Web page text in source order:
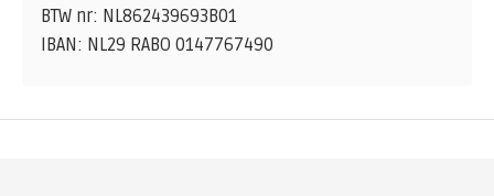
BTW nr: NL862439693B01
IBAN: NL29 RABO 0147767490